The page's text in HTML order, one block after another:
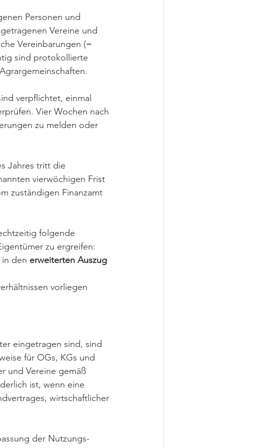
Personen und
Vereine und
Vereinbarungen (=
sind protokollierte
verpflichtet, einmal
Vier Wochen nach
zu melden oder
Jahres tritt die
vierwöchigen Frist
zuständigen Finanzamt
folgende
zu ergreifen:
den erweiterten Auszug
vorliegen
eingetragen sind, sind
für OGs, KGs und
und Vereine gemäß
ist, wenn eine
wirtschaftlicher
der Nutzungs-